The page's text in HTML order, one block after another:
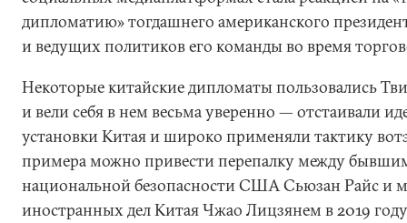
дипломатию» тогдашнего американского
и ведущих политиков его команды во время
Некоторые китайские дипломаты пользовались
и вели себя в нем весьма уверенно — отстаивали
установки Китая и широко применяли тактику
примера можно привести перепалку между
национальной безопасности США Сьюзан Райс и
иностранных дел Китая Чжао Лицзянем в 2019 году